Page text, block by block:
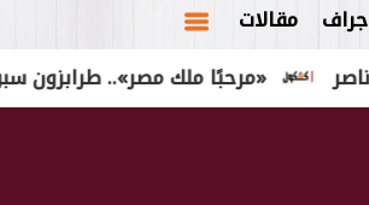
جراف مقالات
«مرحبًا ملك مصر».. طرابزون سبور